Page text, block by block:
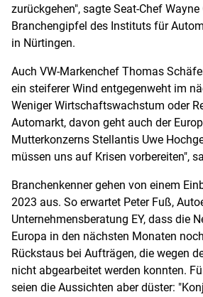
zurückgehen", sagte Seat-Chef
Branchengipfel des Instituts für
in Nürtingen.
Auch VW-Markenchef Thomas
ein steiferer Wind entgegenweht im
Weniger Wirtschaftswachstum oder
Automarkt, davon geht auch der
Mutterkonzerns Stellantis Uwe
müssen uns auf Krisen vorbereiten",
Branchenkenner gehen von einem
2023 aus. So erwartet Peter Fuß,
Unternehmensberatung EY, dass die
Europa in den nächsten Monaten
Rückstaus bei Aufträgen, die wegen
nicht abgearbeitet werden konnten.
seien die Aussichten aber düster: